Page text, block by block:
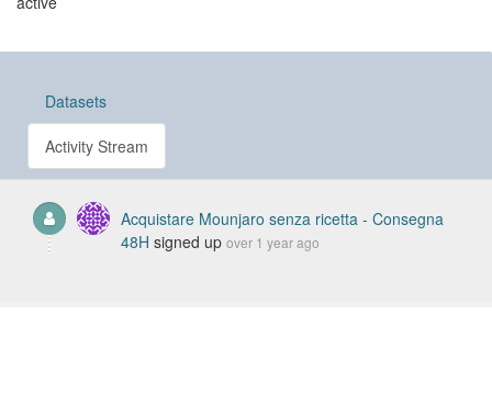
Datasets
Activity Stream
Acquistare Mounjaro senza ricetta - Consegna
48H signed up over 1 year ago